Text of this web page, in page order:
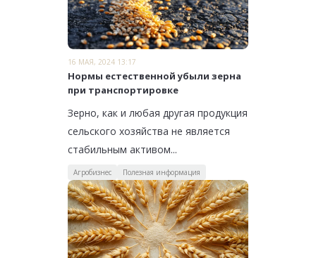
16 МАЯ, 2024 13:17
Нормы естественной убыли зерна
при транспортировке
Зерно, как и любая другая продукция
сельского хозяйства не является
стабильным активом...
Агробизнес Полезная информация